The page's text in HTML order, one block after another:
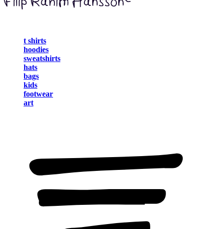
t shirts
hoodies
sweatshirts
hats
bags
kids
footwear
art